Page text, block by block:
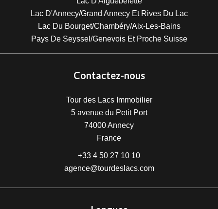
Lac D'Annecy/Grand Annecy Et Rives Du Lac
Lac Du Bourget/Chambéry/Aix-Les-Bains
Pays De Seyssel/Genevois Et Proche Suisse
Contactez-nous
Tour des Lacs Immobilier
5 avenue du Petit Port
74000Annecy
France
+33 4 50 27 10 10
agence@tourdeslacs.com